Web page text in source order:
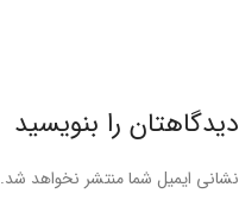
دیدگاهتان را بنویسید
نشانی ایمیل شما منتشر نخواهد شد.